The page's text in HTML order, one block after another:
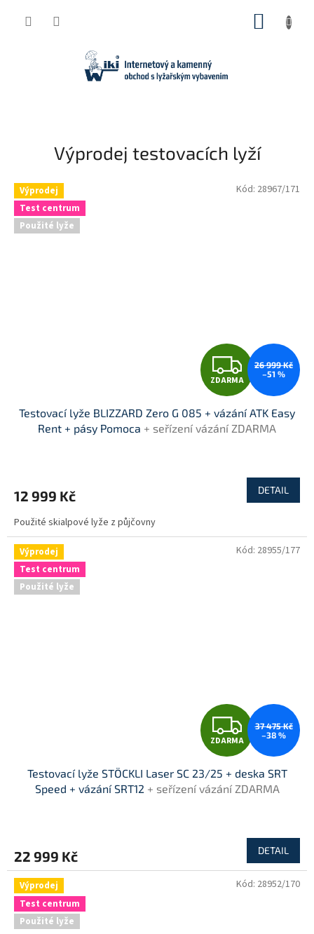
Výprodej testovacích lyží
Výprodej
Test centrum
Použité lyže
Z
D
A
M
A
ZDARMA
26 999 Kč
–51 %
Testovací lyže BLIZZARD Zero G 085 + vázání ATK Easy
Rent + pásy Pomoca + seřízení vázání ZDARMA
12 999 Kč DETAIL
Použité skialpové lyže z půjčovny
Kód: 28967/171
Výprodej
Test centrum
Použité lyže
Z
D
A
M
A
ZDARMA
37 475 Kč
–38 %
Testovací lyže STÖCKLI Laser SC 23/25 + deska SRT
Speed + vázání SRT12 + seřízení vázání ZDARMA
22 999 Kč DETAIL
Kód: 28955/177
Výprodej
Test centrum
Použité lyže
Kód: 28952/170